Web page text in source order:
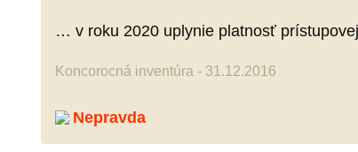
… v roku 2020 uplynie platnosť
Koncorocná inventúra - 31.12.2016
Nepravda